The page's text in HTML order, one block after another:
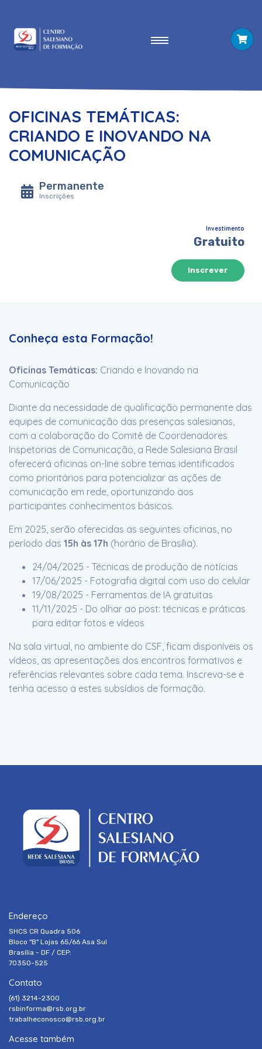
OFICINAS TEMÁTICAS:
CRIANDO E INOVANDO NA
COMUNICAÇÃO
Permanente
Inscrições
Investimento
Gratuito
Inscrever
Conheça esta Formação!
Oficinas Temáticas: Criando e Inovando na
Comunicação
Diante da necessidade de qualificação permanente das
equipes de comunicação das presenças salesianas,
com a colaboração do Comitê de Coordenadores
Inspetorias de Comunicação, a Rede Salesiana Brasil
oferecerá oficinas on-line sobre temas identificados
como prioritários para potencializar as ações de
comunicação em rede, oportunizando aos
participantes conhecimentos básicos.
Em 2025, serão oferecidas as seguintes oficinas, no
período das 15h às 17h (horário de Brasília).
24/04/2025 - Técnicas de produção de notícias
17/06/2025 - Fotografia digital com uso do celular
19/08/2025 - Ferramentas de IA gratuitas
11/11/2025 - Do olhar ao post: técnicas e práticas
para editar fotos e vídeos
Na sala virtual, no ambiente do CSF, ficam disponíveis os
vídeos, as apresentações dos encontros formativos e
referências relevantes sobre cada tema. Inscreva-se e
tenha acesso a estes subsídios de formação.
Endereço
SHCS CR Quadra 506
Bloco "B" Lojas 65/66 Asa Sul
Brasília - DF / CEP:
70350-525
Contato
(61) 3214-2300
rsbinforma@rsb.org.br
trabalheconosco@rsb.org.br
Acesse também